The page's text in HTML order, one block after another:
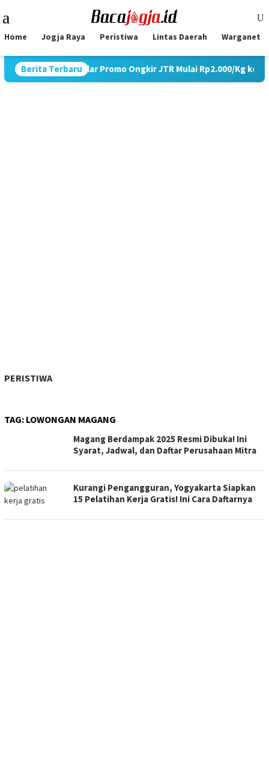
to
Menu
Home Jogja Raya Peristiwa Lintas Daerah Warganet
Berita Terbaru
JNE Gelar Promo Ongkir JTR Mulai Rp2.000/Kg ke Seluruh
PERISTIWA
TAG: LOWONGAN MAGANG
Magang Berdampak 2025 Resmi Dibuka! Ini
Syarat, Jadwal, dan Daftar Perusahaan Mitra
Kurangi Pengangguran, Yogyakarta Siapkan
15 Pelatihan Kerja Gratis! Ini Cara Daftarnya